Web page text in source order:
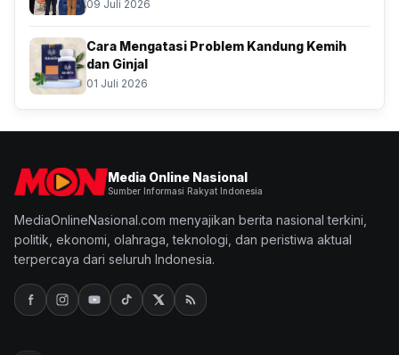
09 Juli 2026
Cara Mengatasi Problem Kandung Kemih
dan Ginjal
01 Juli 2026
Media Online Nasional
Sumber Informasi Rakyat Indonesia
MediaOnlineNasional.com menyajikan berita nasional terkini,
politik, ekonomi, olahraga, teknologi, dan peristiwa aktual
terpercaya dari seluruh Indonesia.